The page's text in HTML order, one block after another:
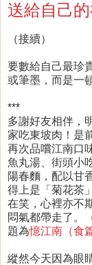
送給自己的
（接續）
要數給自己最珍
或筆墨，而是一
***
多謝好友相伴，
家吃東坡肉！是
再次品嚐江南口
魚丸湯、街頭小
陽春麵，配以甘
得上是「菊花茶
在笑，心裡亦不
悶氣都帶走了。
題為憶江南（食
縱然今天因為眼